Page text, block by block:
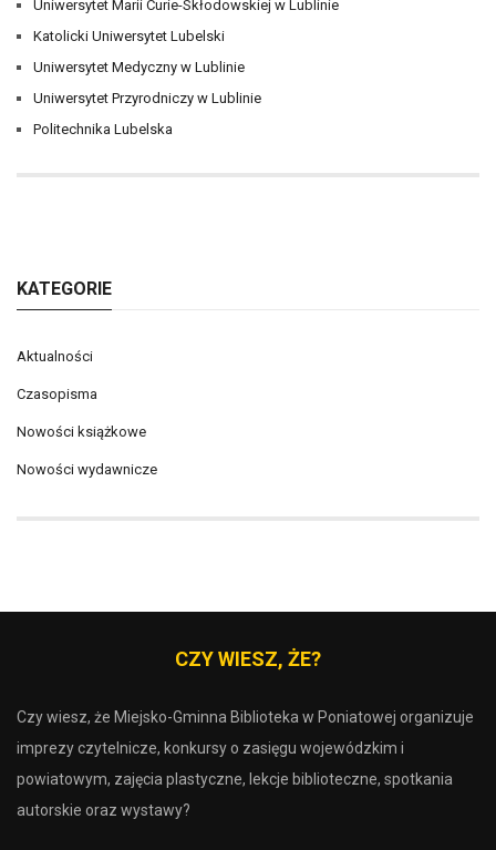
Uniwersytet Marii Curie-Skłodowskiej w Lublinie
Katolicki Uniwersytet Lubelski
Uniwersytet Medyczny w Lublinie
Uniwersytet Przyrodniczy w Lublinie
Politechnika Lubelska
KATEGORIE
Aktualności
Czasopisma
Nowości książkowe
Nowości wydawnicze
CZY WIESZ, ŻE?
Czy wiesz, że Miejsko-Gminna Biblioteka w Poniatowej organizuje
imprezy czytelnicze, konkursy o zasięgu wojewódzkim i
powiatowym, zajęcia plastyczne, lekcje biblioteczne, spotkania
autorskie oraz wystawy?